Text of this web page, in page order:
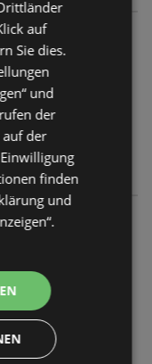
auf
Sie dies.
und
der
auf der
finden
und